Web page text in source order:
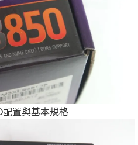
置與基本規格